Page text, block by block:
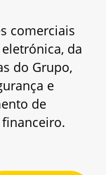
comerciais
da
do Grupo,
e
de